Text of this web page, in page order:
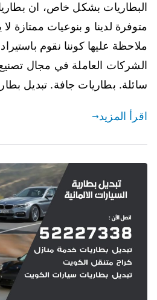
البطاريات بشكل خاص، ان
متوفرة لدينا و بنوعيات ممتازة
ملاحظة عليها كوننا نقوم
الشركات العاملة في مجال
سائلة. بطاريات جافة. تبديل
اقرأ المزيد